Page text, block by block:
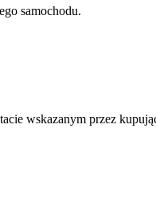
samochodu.
wskazanym przez